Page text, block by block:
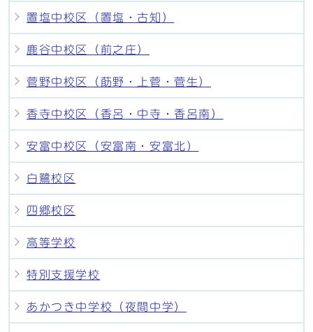
置塩中校区（置塩・古知）
鹿谷中校区（前之庄）
菅野中校区（莇野・上菅・菅生）
香寺中校区（香呂・中寺・香呂南）
安富中校区（安富南・安富北）
白鷺校区
四郷校区
高等学校
特別支援学校
あかつき中学校（夜間中学）